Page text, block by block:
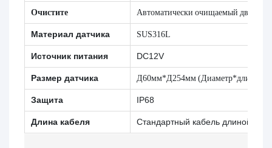
Очистите Автоматически очищаемый дворник
Материал датчика SUS316L
Источник питания DC12V
Размер датчика Д60мм*Д254мм (Диаметр*длина)
Защита IP68
Длина кабеля Стандартный кабель длиной 10